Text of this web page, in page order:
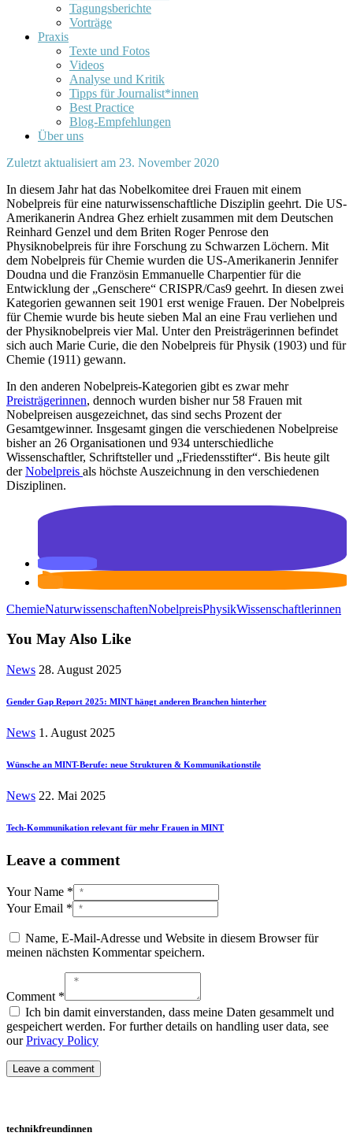
Tagungsberichte
Vorträge
Praxis
Texte und Fotos
Videos
Analyse und Kritik
Tipps für Journalist*innen
Best Practice
Blog-Empfehlungen
Über uns
Zuletzt aktualisiert am 23. November 2020
In diesem Jahr hat das Nobelkomitee drei Frauen mit einem
Nobelpreis für eine naturwissenschaftliche Disziplin geehrt. Die US-
Amerikanerin Andrea Ghez erhielt zusammen mit dem Deutschen
Reinhard Genzel und dem Briten Roger Penrose den
Physiknobelpreis für ihre Forschung zu Schwarzen Löchern. Mit
dem Nobelpreis für Chemie wurden die US-Amerikanerin Jennifer
Doudna und die Französin Emmanuelle Charpentier für die
Entwicklung der „Genschere“ CRISPR/Cas9 geehrt. In diesen zwei
Kategorien gewannen seit 1901 erst wenige Frauen. Der Nobelpreis
für Chemie wurde bis heute sieben Mal an eine Frau verliehen und
der Physiknobelpreis vier Mal. Unter den Preisträgerinnen befindet
sich auch Marie Curie, die den Nobelpreis für Physik (1903) und für
Chemie (1911) gewann.
In den anderen Nobelpreis-Kategorien gibt es zwar mehr
Preisträgerinnen, dennoch wurden bisher nur 58 Frauen mit
Nobelpreisen ausgezeichnet, das sind sechs Prozent der
Gesamtgewinner. Insgesamt gingen die verschiedenen Nobelpreise
bisher an 26 Organisationen und 934 unterschiedliche
Wissenschaftler, Schriftsteller und „Friedensstifter“. Bis heute gilt
derNobelpreis als höchste Auszeichnung in den verschiedenen
Disziplinen.
ChemieNaturwissenschaftenNobelpreisPhysikWissenschaftlerinnen
You May Also Like
News 28. August 2025
Gender Gap Report 2025: MINT hängt anderen Branchen hinterher
News 1. August 2025
Wünsche an MINT-Berufe: neue Strukturen & Kommunikationstile
News 22. Mai 2025
Tech-Kommunikation relevant für mehr Frauen in MINT
Leave a comment
Your Name *
Your Email *
Name, E-Mail-Adresse und Website in diesem Browser für
meinen nächsten Kommentar speichern.
Comment *
Ich bin damit einverstanden, dass meine Daten gesammelt und
gespeichert werden. For further details on handling user data, see
ourPrivacy Policy
technikfreundinnen